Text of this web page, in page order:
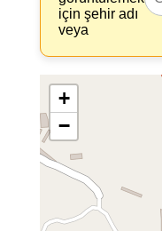
için şehir adı
veya
+
−